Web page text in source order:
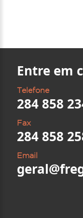
Entre em
Telefone
284 858
Fax
284 858
Email